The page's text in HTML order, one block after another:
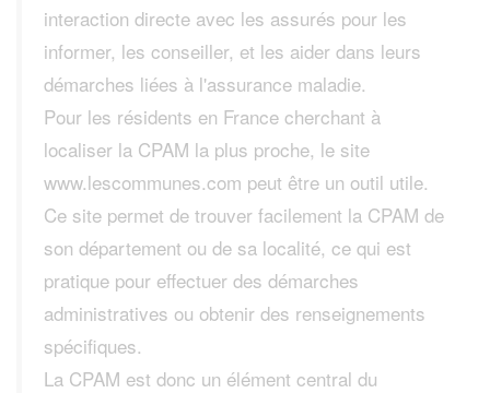
interaction directe avec les assurés pour les
informer, les conseiller, et les aider dans leurs
démarches liées à l'assurance maladie.
Pour les résidents en France cherchant à
localiser la CPAM la plus proche, le site
www.lescommunes.com peut être un outil utile.
Ce site permet de trouver facilement la CPAM de
son département ou de sa localité, ce qui est
pratique pour effectuer des démarches
administratives ou obtenir des renseignements
spécifiques.
La CPAM est donc un élément central du